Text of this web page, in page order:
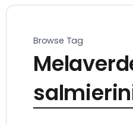
Browse Tag